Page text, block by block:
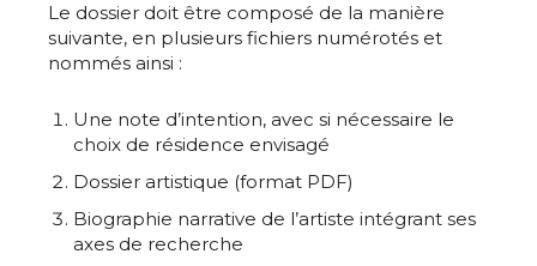
Le dossier doit être composé de la manière
suivante, en plusieurs fichiers numérotés et
nommés ainsi :
Une note d’intention, avec si nécessaire le
choix de résidence envisagé
Dossier artistique (format PDF)
Biographie narrative de l’artiste intégrant ses
axes de recherche